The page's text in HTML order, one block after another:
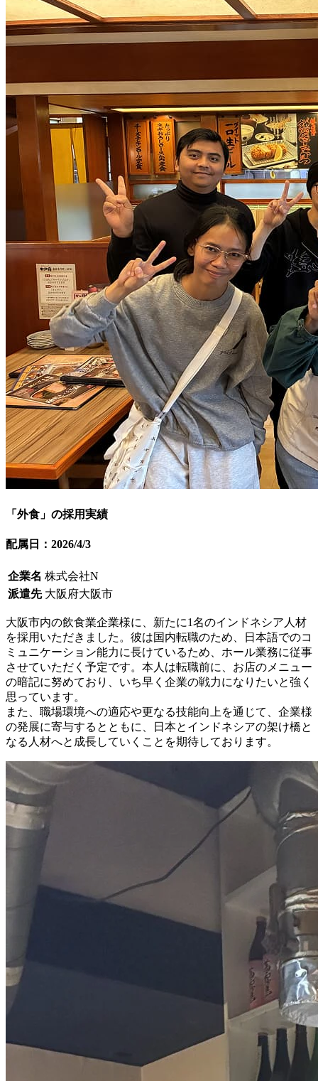
「外食」の採用実績
配属日：2026/4/3
企業名 株式会社N
派遣先 大阪府大阪市
大阪市内の飲食業企業様に、新たに1名のインドネシア人材
を採用いただきました。彼は国内転職のため、日本語でのコ
ミュニケーション能力に長けているため、ホール業務に従事
させていただく予定です。本人は転職前に、お店のメニュー
の暗記に努めており、いち早く企業の戦力になりたいと強く
思っています。
また、職場環境への適応や更なる技能向上を通じて、企業様
の発展に寄与するとともに、日本とインドネシアの架け橋と
なる人材へと成長していくことを期待しております。